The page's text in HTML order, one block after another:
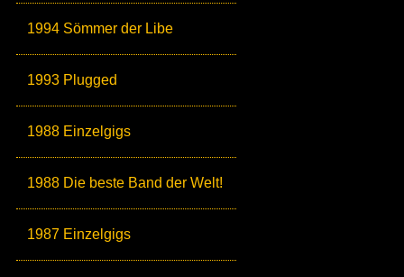
1994 Sömmer der Libe
1993 Plugged
1988 Einzelgigs
1988 Die beste Band der Welt!
1987 Einzelgigs